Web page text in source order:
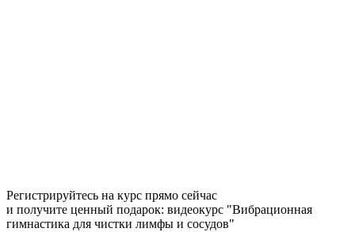
Регистрируйтесь на курс прямо сейчас
и получите ценный подарок: видеокурс "Вибрационная
гимнастика для чистки лимфы и сосудов"